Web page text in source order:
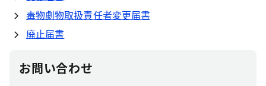
毒物劇物取扱責任者変更届書
廃止届書
お問い合わせ